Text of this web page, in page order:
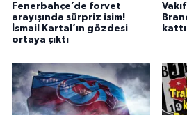
Fenerbahçe’de forvet
arayışında sürpriz isim!
İsmail Kartal’ın gözdesi
ortaya çıktı
kattı